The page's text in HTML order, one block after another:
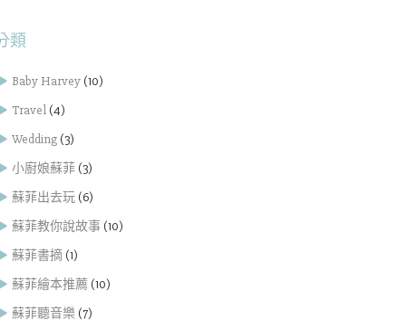
類
Baby Harvey (10)
Travel (4)
Wedding (3)
小廚娘蘇菲 (3)
蘇菲出去玩 (6)
蘇菲教你說故事 (10)
蘇菲書摘 (1)
蘇菲繪本推薦 (10)
蘇菲聽音樂 (7)